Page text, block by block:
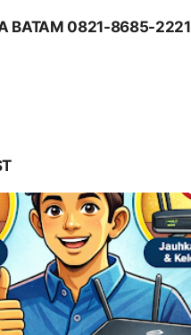
BATAM 0821-8685-2221